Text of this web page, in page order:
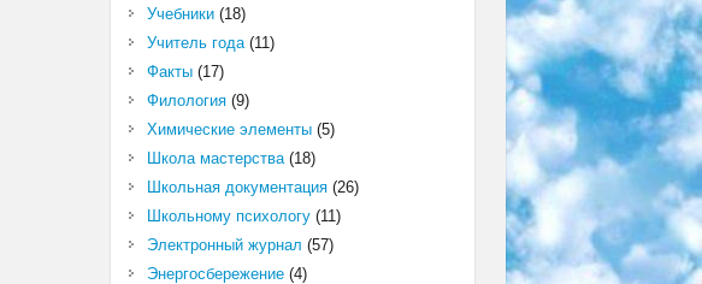
Учебники(18)
Учитель года(11)
Факты(17)
Филология(9)
Химические элементы(5)
Школа мастерства(18)
Школьная документация(26)
Школьному психологу(11)
Электронный журнал (57)
Энергосбережение(4)